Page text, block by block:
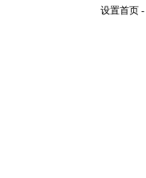
设置首页-